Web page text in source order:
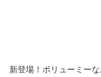
新登場！ボリューミー